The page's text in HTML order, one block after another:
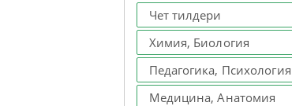
Чет тилдери
Химия, Биология
Педагогика, Психология
Медицина, Анатомия